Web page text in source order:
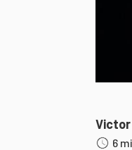
Victor
6